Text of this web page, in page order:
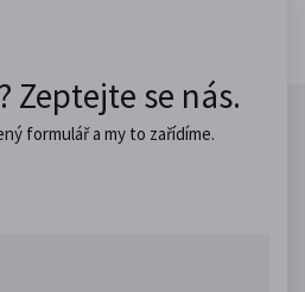
Zeptejte se nás.
formulář a my to zařídíme.